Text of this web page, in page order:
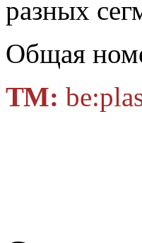
разных
Общая
ТМ: